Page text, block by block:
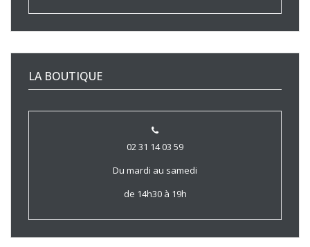
LA BOUTIQUE
02 31 14 03 59
Du mardi au samedi
de 14h30 à 19h